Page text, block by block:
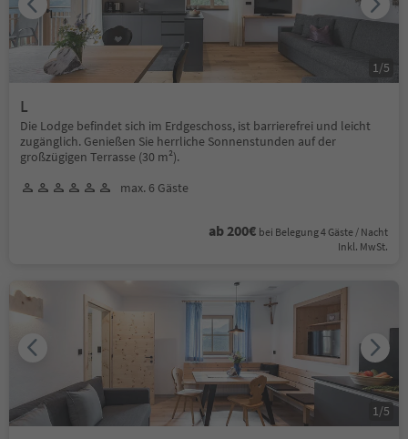
L
Die Lodge befindet sich im Erdgeschoss, ist barrierefrei und leicht
zugänglich. Genießen Sie herrliche Sonnenstunden auf der
großzügigen Terrasse (30 m²).
max. 6 Gäste
ab 200€ bei Belegung 4 Gäste / Nacht
Inkl. MwSt.
1 /5
1 /5